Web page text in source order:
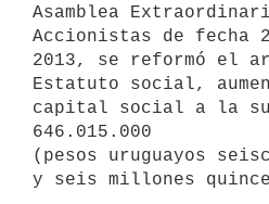
Asamblea
Accionistas de fecha
2013, se reformó el
Estatuto social,
capital social a la
646.015.000
(pesos uruguayos
y seis millones